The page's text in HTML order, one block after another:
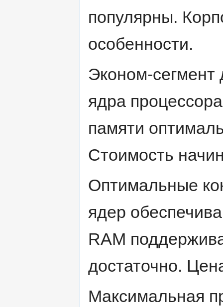
популярны.
особенности.
Эконом-сегмент
ядра
памяти
Стоимость
Оптимальные
ядер
RAM
достаточно.
Максимальная